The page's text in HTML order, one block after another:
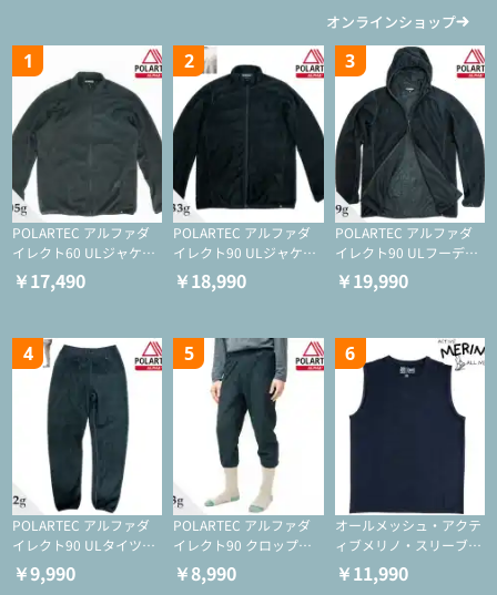
オンラインショップ
1
POLARTEC アルファダ
イレクト60 ULジャケッ
ト（登山/ミドルレイヤ
ー/化繊ジャケット）
￥17,490
2
POLARTEC アルファダ
イレクト90 ULジャケッ
ト（アクティブインサレ
ーション/ミドルレイヤ
￥18,990
3
POLARTEC アルファダ
イレクト90 ULフーディ
（アクティブインサレー
ション/ミドルレイヤー/
￥19,990
4
POLARTEC アルファダ
イレクト90 ULタイツ
（アクティブインサレー
ション/テント泊用パジ
￥9,990
5
POLARTEC アルファダ
イレクト90 クロップド
ULタイツ（アクティブ
インサレーション/テン
￥8,990
6
オールメッシュ・アクテ
ィブメリノ・スリーブレ
ス
￥11,990